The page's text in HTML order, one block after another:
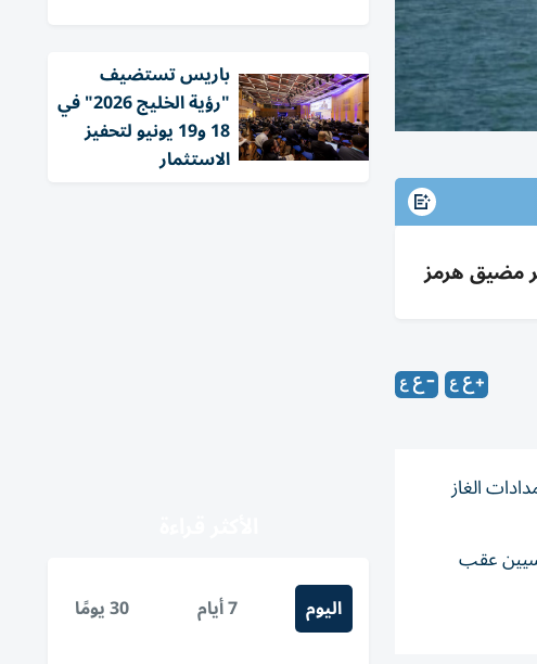
مضيق هرمز
الغاز
‌عقب
باريس تستضيف
"رؤية الخليج 2026" في
18 و19 يونيو لتحفيز
الاستثمار
اليوم 7 أيام 30 يومًا